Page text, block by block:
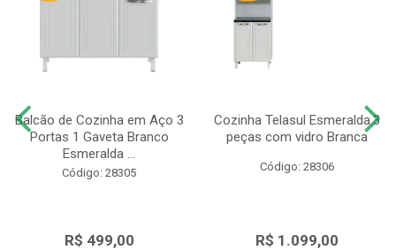
Balcão de Cozinha em Aço 3
Portas 1 Gaveta Branco
Esmeralda ...
Código: 28305
R$ 499,00
Cozinha Telasul Esmeralda.3
peças com vidro Branca
Código: 28306
R$ 1.099,00